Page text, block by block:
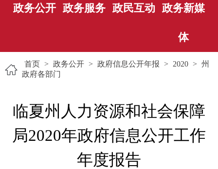
政务公开 政务服务 政民互动 政务新媒
体
首页 > 政务公开 > 政府信息公开年报 > 2020 > 州
政府各部门
临夏州人力资源和社会保障
局2020年政府信息公开工作
年度报告